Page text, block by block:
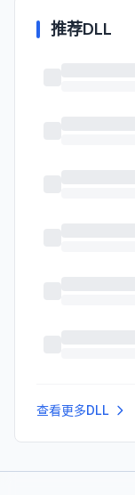
推荐DLL
查看更多DLL